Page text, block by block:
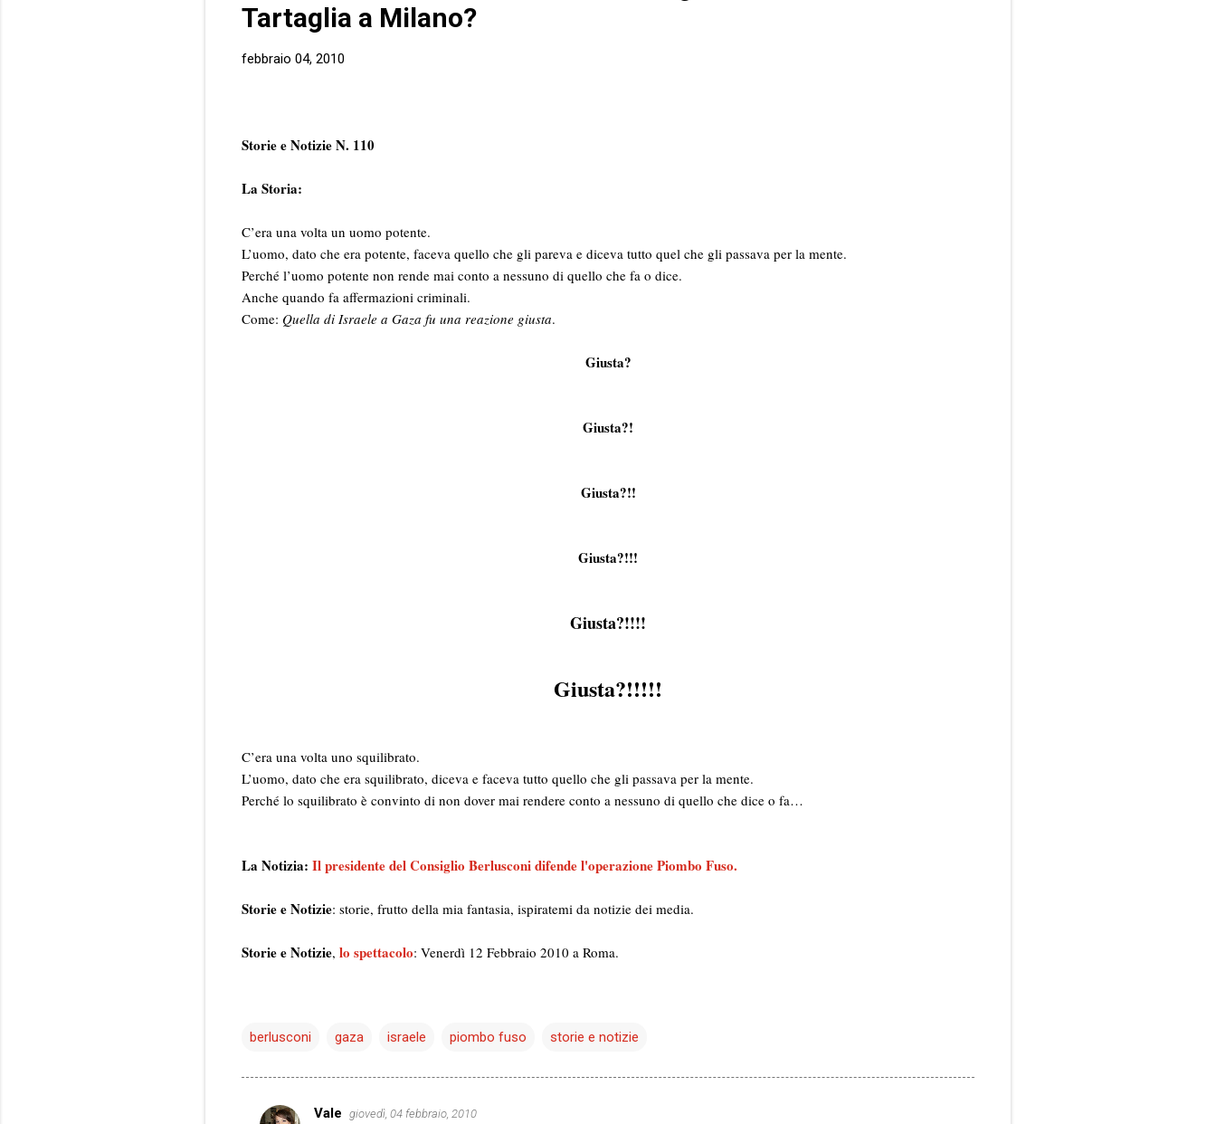
Tartaglia a Milano?
febbraio 04, 2010
Storie e Notizie N. 110
La Storia:
C’era una volta un uomo potente.
L’uomo, dato che era potente, faceva quello che gli pareva e diceva tutto quel che gli passava per la mente.
Perché l’uomo potente non rende mai conto a nessuno di quello che fa o dice.
Anche quando fa affermazioni criminali.
Come: Quella di Israele a Gaza fu una reazione giusta.
Giusta?
Giusta?!
Giusta?!!
Giusta?!!!
Giusta?!!!!
Giusta?!!!!!
C’era una volta uno squilibrato.
L’uomo, dato che era squilibrato, diceva e faceva tutto quello che gli passava per la mente.
Perché lo squilibrato è convinto di non dover mai rendere conto a nessuno di quello che dice o fa…
La Notizia: Il presidente del Consiglio Berlusconi difende l'operazione Piombo Fuso.
Storie e Notizie: storie, frutto della mia fantasia, ispiratemi da notizie dei media.
Storie e Notizie, lo spettacolo: Venerdì 12 Febbraio 2010 a Roma.
berlusconi gaza israele piombo fuso storie e notizie
Vale giovedì, 04 febbraio, 2010